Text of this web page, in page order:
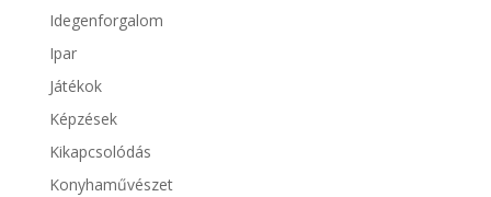
Idegenforgalom
Ipar
Játékok
Képzések
Kikapcsolódás
Konyhaművészet